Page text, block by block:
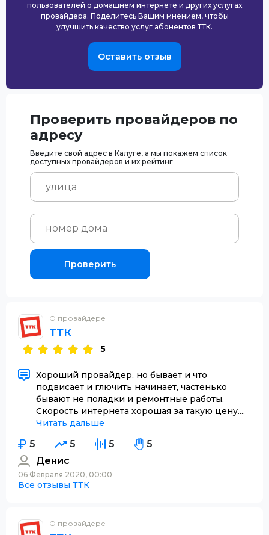
пользователей о домашнем интернете и других услугах
провайдера. Поделитесь Вашим мнением, чтобы
улучшить качество услуг абонентов ТТК.
Оставить отзыв
Проверить провайдеров по
адресу
Введите свой адрес в Калуге, а мы покажем список
доступных провайдеров и их рейтинг
Проверить
О провайдере
ТТК
5
Хороший провайдер, но бывает и что
подвисает и глючить начинает, частенько
бывают не поладки и ремонтные работы.
Скорость интернета хорошая за такую цену....
Читать дальше
5 5 5
5
Денис
06 Февраля 2020, 00:00
Все отзывы ТТК
О провайдере